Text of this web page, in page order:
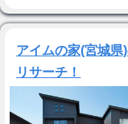
アイムの家(宮城
リサーチ！